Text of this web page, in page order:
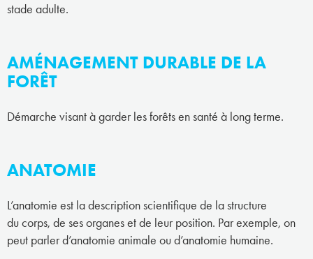
stade adulte.
AMÉNAGEMENT DURABLE DE LA
FORÊT
Démarche visant à garder les forêts en santé à long terme.
ANATOMIE
L’anatomie est la description scientifique de la structure
du corps, de ses organes et de leur position. Par exemple, on
peut parler d’anatomie animale ou d’anatomie humaine.